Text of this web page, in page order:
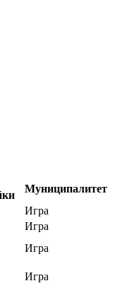
Муниципалитет
Игра
Игра
Игра
Игра